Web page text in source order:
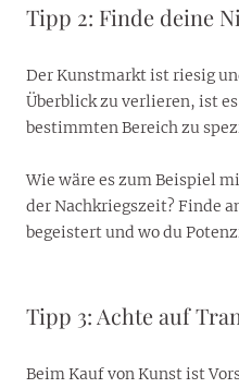
Tipp 2: Finde deine
Der Kunstmarkt ist riesig
Überblick zu verlieren, ist
bestimmten Bereich zu
Wie wäre es zum Beispiel
der Nachkriegszeit? Finde
begeistert und wo du
Tipp 3: Achte auf
Beim Kauf von Kunst ist